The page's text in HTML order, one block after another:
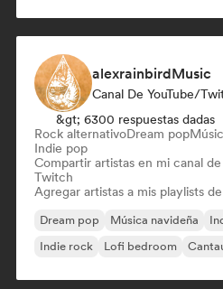
alexrainbirdMusic
Canal De YouTube/
&gt; 6300 respuestas dadas
Rock alternativoDream pop
Indie pop
Compartir artistas en mi canal
Twitch
Agregar artistas a mis playlists
Dream pop Música navideña
Indie rock
Lofi bedroom